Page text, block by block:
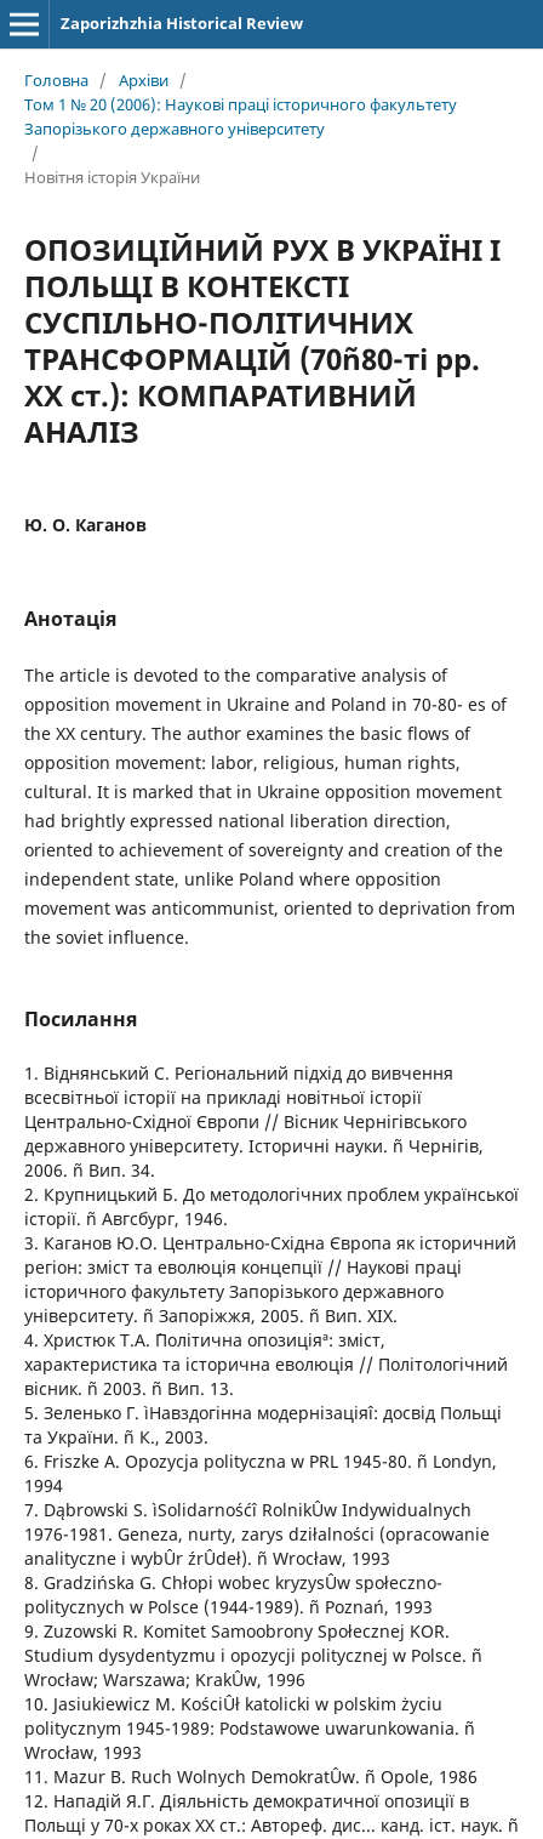
Zaporizhzhia Historical Review
Головна / Архіви /
Том 1 № 20 (2006): Наукові праці історичного факультету
Запорізького державного університету
/
Новітня історія України
ОПОЗИЦІЙНИЙ РУХ В УКРАЇНІ І
ПОЛЬЩІ В КОНТЕКСТІ
СУСПІЛЬНО-ПОЛІТИЧНИХ
ТРАНСФОРМАЦІЙ (70ñ80-ті рр.
XX ст.): КОМПАРАТИВНИЙ
АНАЛІЗ
Ю. О. Каганов
Анотація
The article is devoted to the comparative analysis of
opposition movement in Ukraine and Poland in 70-80- es of
the XX century. The author examines the basic flows of
opposition movement: labor, religious, human rights,
cultural. It is marked that in Ukraine opposition movement
had brightly expressed national liberation direction,
oriented to achievement of sovereignty and creation of the
independent state, unlike Poland where opposition
movement was anticommunist, oriented to deprivation from
the soviet influence.
Посилання
1. Віднянський С. Регіональний підхід до вивчення
всесвітньої історії на прикладі новітньої історії
Центрально-Східної Європи // Вісник Чернігівського
державного університету. Історичні науки. ñ Чернігів,
2006. ñ Вип. 34.
2. Крупницький Б. До методологічних проблем української
історії. ñ Авгсбург, 1946.
3. Каганов Ю.О. Центрально-Східна Європа як історичний
регіон: зміст та еволюція концепції // Наукові праці
історичного факультету Запорізького державного
університету. ñ Запоріжжя, 2005. ñ Вип. XIX.
4. Христюк Т.А. ´Політична опозиціяª: зміст,
характеристика та історична еволюція // Політологічний
вісник. ñ 2003. ñ Вип. 13.
5. Зеленько Г. ìНавздогінна модернізаціяî: досвід Польщі
та України. ñ К., 2003.
6. Friszke A. Opozycja polityczna w PRL 1945-80. ñ Londyn,
1994
7. Dąbrowski S. ìSolidarnośćî RolnikÛw Indywidualnych
1976-1981. Geneza, nurty, zarys dziłalności (opracowanie
analityczne i wybÛr źrÛdeł). ñ Wrocław, 1993
8. Gradzińska G. Chłopi wobec kryzysÛw społeczno-
politycznych w Polsce (1944-1989). ñ Poznań, 1993
9. Zuzowski R. Komitet Samoobrony Społecznej KOR.
Studium dysydentyzmu i opozycji politycznej w Polsce. ñ
Wrocław; Warszawa; KrakÛw, 1996
10. Jasiukiewicz M. KościÛł katolicki w polskim życiu
politycznym 1945-1989: Podstawowe uwarunkowania. ñ
Wrocław, 1993
11. Mazur B. Ruch Wolnych DemokratÛw. ñ Opole, 1986
12. Нападій Я.Г. Діяльність демократичної опозиції в
Польщі у 70-х роках ХХ ст.: Автореф. дис... канд. іст. наук. ñ